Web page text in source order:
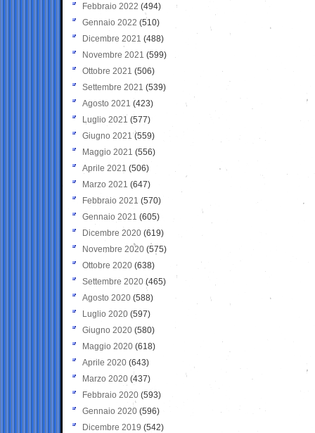
Febbraio 2022 (494)
Gennaio 2022 (510)
Dicembre 2021 (488)
Novembre 2021 (599)
Ottobre 2021 (506)
Settembre 2021 (539)
Agosto 2021 (423)
Luglio 2021 (577)
Giugno 2021(559)
Maggio 2021 (556)
Aprile 2021 (506)
Marzo 2021 (647)
Febbraio 2021 (570)
Gennaio 2021 (605)
Dicembre 2020 (619)
Novembre 2020 (575)
Ottobre 2020 (638)
Settembre 2020(465)
Agosto 2020 (588)
Luglio 2020 (597)
Giugno 2020 (580)
Maggio 2020 (618)
Aprile 2020 (643)
Marzo 2020 (437)
Febbraio 2020 (593)
Gennaio 2020 (596)
Dicembre 2019 (542)